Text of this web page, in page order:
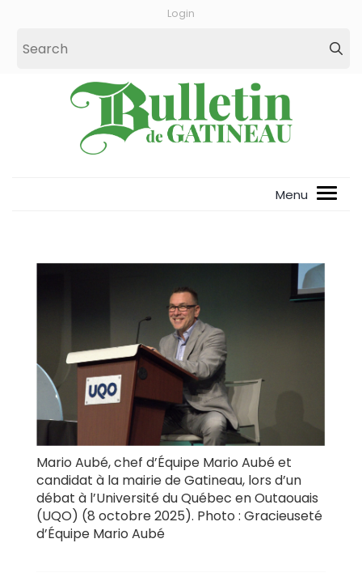
Login
Mario Aubé, chef d’Équipe Mario Aubé et
candidat à la mairie de Gatineau, lors d’un
débat à l’Université du Québec en Outaouais
(UQO) (8 octobre 2025). Photo : Gracieuseté
d’Équipe Mario Aubé